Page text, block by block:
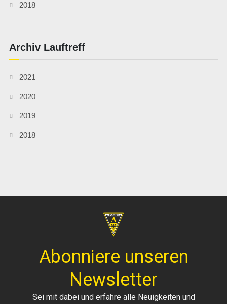
2018
Archiv Lauftreff
2021
2020
2019
2018
Abonniere unseren
Newsletter
Sei mit dabei und erfahre alle Neuigkeiten und